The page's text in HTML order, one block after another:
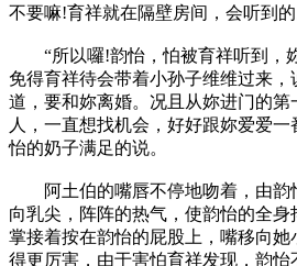
不要嘛!育祥就在隔壁房间，会听到
“所以囉!韵怡，怕被育祥听到，
免得育祥待会带着小孙子维维过来
道，要和妳离婚。况且从妳进门的
人，一直想找机会，好好跟妳爱爱
怡的奶子满足的说。
阿土伯的嘴唇不停地吻着，由韵
向乳尖，阵阵的热气，使韵怡的全
掌接着按在韵怡的屁股上，嘴移向
得更厉害，由于害怕育祥发现，韵怡